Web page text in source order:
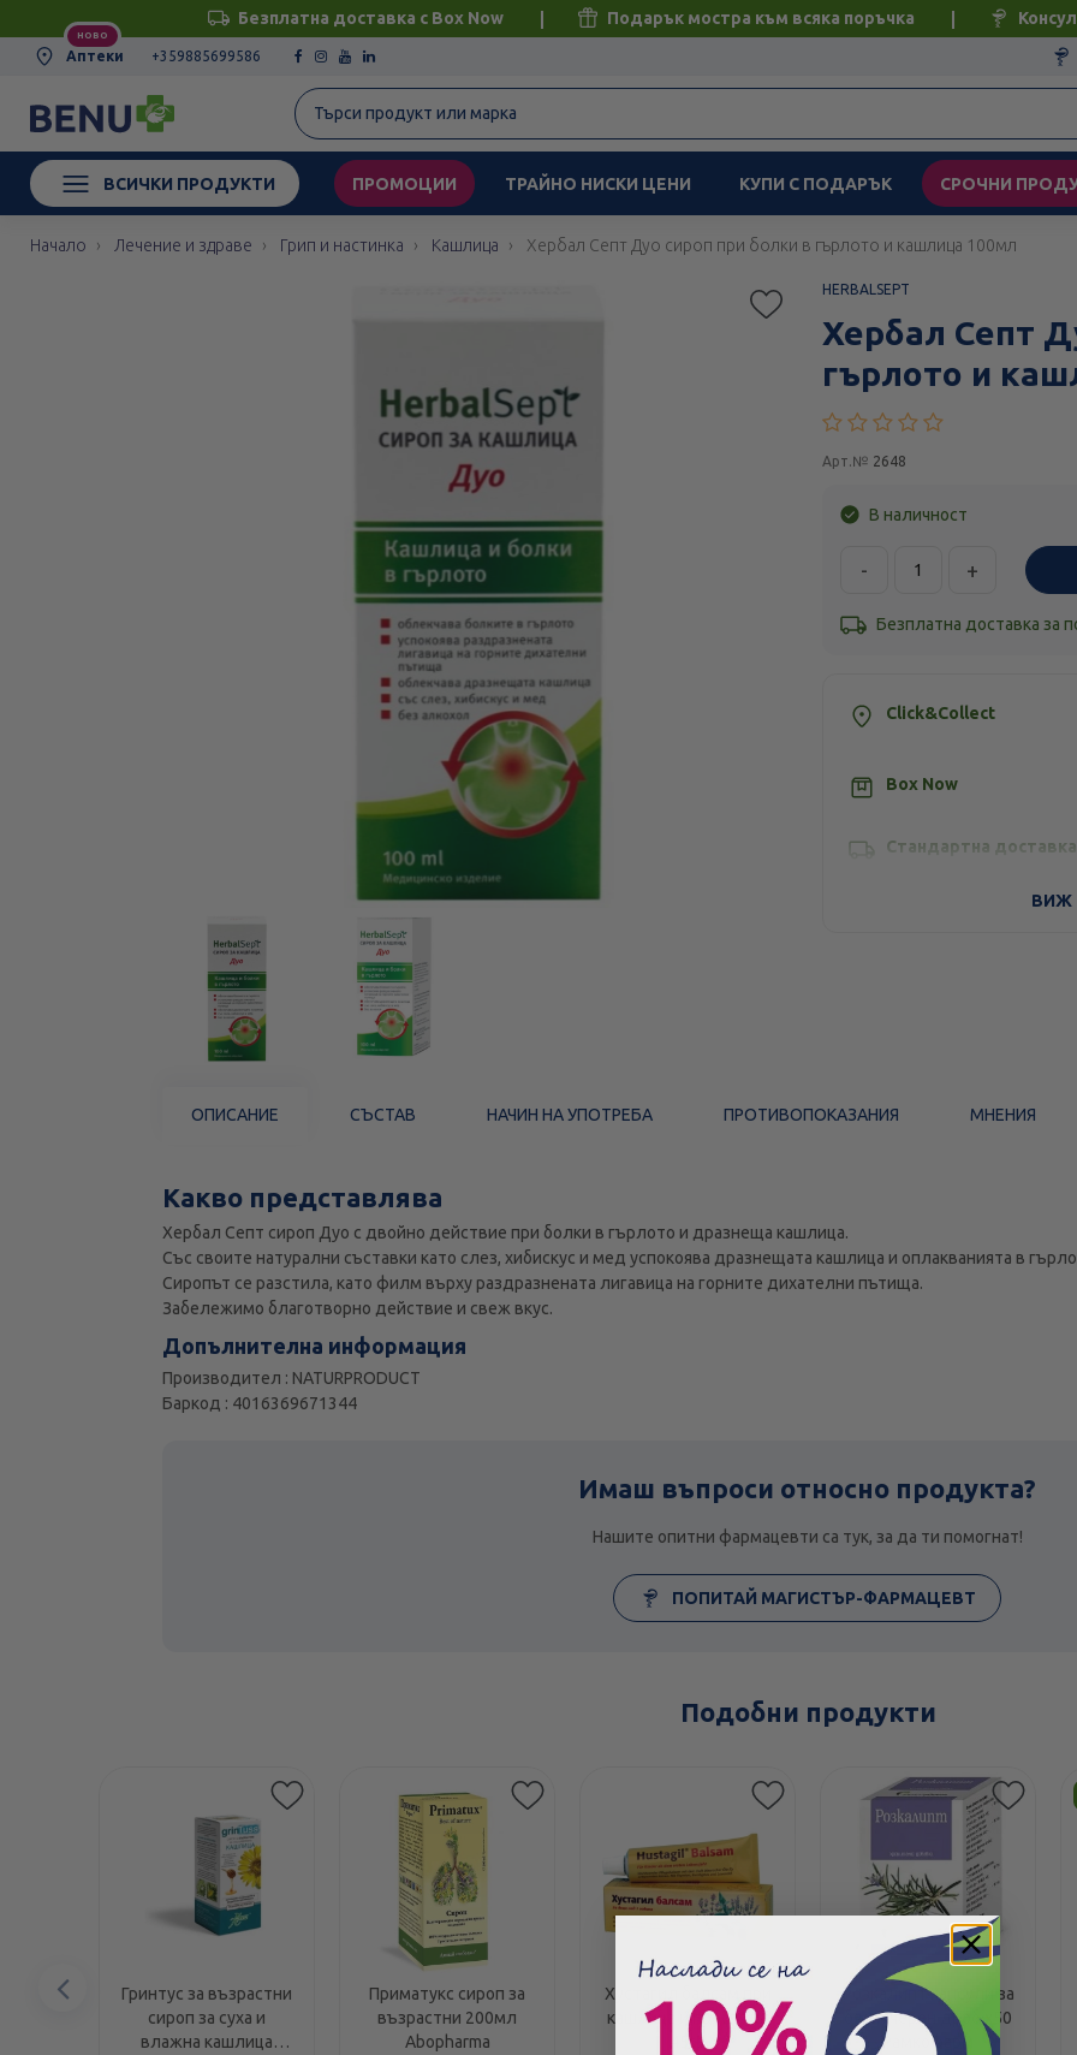
Безплатна доставка с Box Now Подарък мостра към всяка поръчка
НОВО
Аптеки +359885699586
ВСИЧКИ ПРОДУКТИ ПРОМОЦИИ ТРАЙНО НИСКИ ЦЕНИ КУПИ С ПОДАРЪК СРОЧНИ
Начало Лечение и здраве Грип и настинка Кашлица Хербал Септ Дуо сироп при болки в гърлото и кашлица 100мл
HERBALSEPT
Хербал Септ
гърлото и
Арт.№ 2648
В наличност
- +
Безплатна доставка за
Click&Collect
Box Now
Стандартна доставка
ВИЖ
ОПИСАНИЕ СЪСТАВ НАЧИН НА УПОТРЕБА ПРОТИВОПОКАЗАНИЯ МНЕНИЯ
Какво представлява
Хербал Септ сироп Дуо с двойно действие при болки в гърлото и дразнеща кашлица.
Със своите натурални съставки като слез, хибискус и мед успокоява дразнещата кашлица и оплакванията в
Сиропът се разстила, като филм върху раздразнената лигавица на горните дихателни пътища.
Забележимо благотворно действие и свеж вкус.
Допълнителна информация
Производител : NATURPRODUCT
Баркод : 4016369671344
Имаш въпроси относно продукта?
Нашите опитни фармацевти са тук, за да ти помогнат!
ПОПИТАЙ МАГИСТЪР-ФАРМАЦЕВТ
Подобни продукти
Гринтус за възрастни
сироп за суха и
влажна кашлица
Приматукс сироп за
възрастни 200мл
Abopharma
Хустагил балсам при
кашлица и простуда
45гр
Розкалипт капсули за
бял и черен дроб х50
Рамкофарм
Предишен
елемент